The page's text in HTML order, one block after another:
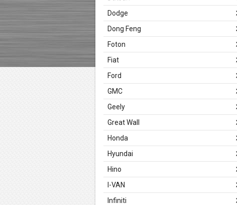
Dodge
Dong Feng
Foton
Fiat
Ford
GMC
Geely
Great Wall
Honda
Hyundai
Hino
I-VAN
Infiniti